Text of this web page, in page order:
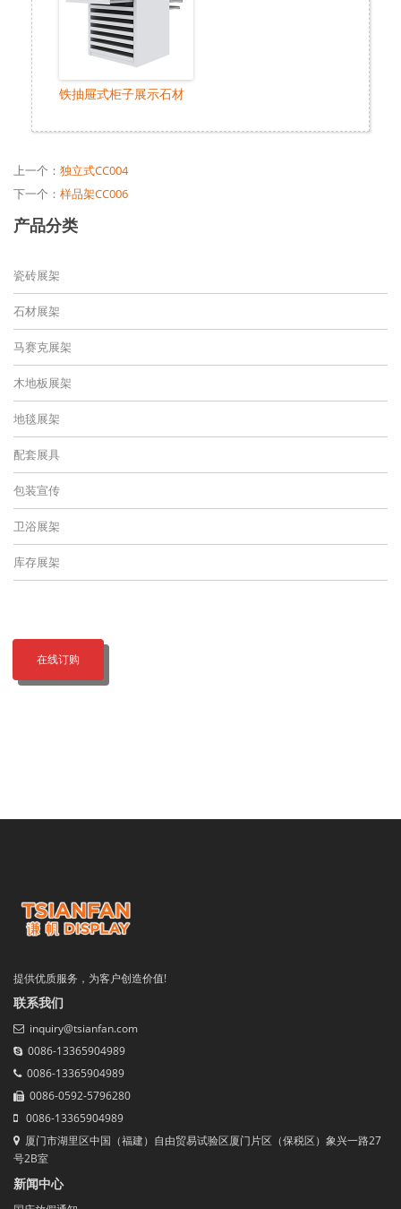
铁抽屉式柜子展示石材
上一个： 独立式CC004
下一个： 样品架CC006
产品分类
瓷砖展架
石材展架
马赛克展架
木地板展架
地毯展架
配套展具
包装宣传
卫浴展架
库存展架
在线订购
提供优质服务，为客户创造价值!
联系我们
inquiry@tsianfan.com
0086-13365904989
0086-13365904989
0086-0592-5796280
0086-13365904989
厦门市湖里区中国（福建）自由贸易试验区厦门片区（保税区）象兴一路27
号2B室
新闻中心